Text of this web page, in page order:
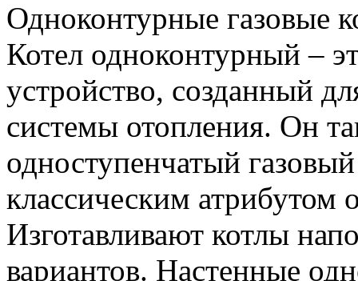
Одноконтурные газовые
Котел одноконтурный –
устройство, созданный
системы отопления. Он
одноступенчатый
классическим атрибутом
Изготавливают котлы
вариантов. Настенные